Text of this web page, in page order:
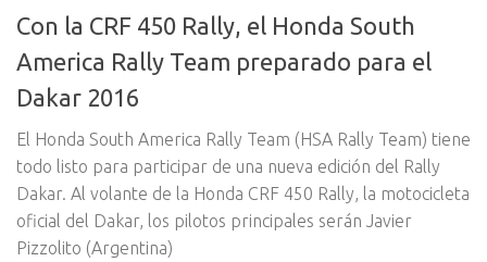
Con la CRF 450 Rally, el Honda South
America Rally Team preparado para el
Dakar 2016
El Honda South America Rally Team (HSA Rally Team) tiene
todo listo para participar de una nueva edición del Rally
Dakar. Al volante de la Honda CRF 450 Rally, la motocicleta
oficial del Dakar, los pilotos principales serán Javier
Pizzolito (Argentina)